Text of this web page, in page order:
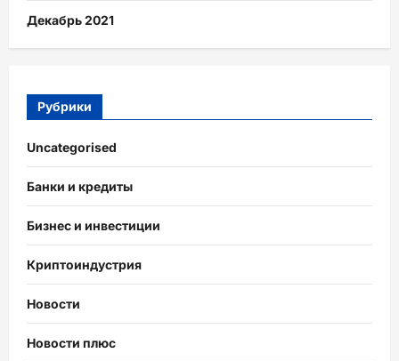
Декабрь 2021
Рубрики
Uncategorised
Банки и кредиты
Бизнес и инвестиции
Криптоиндустрия
Новости
Новости плюс